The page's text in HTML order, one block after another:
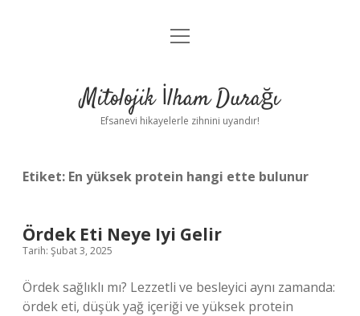
Anasayfa
Yasal Uyarı
menüyü
Mitolojik İlham Durağı
Efsanevi hikayelerle zihnini uyandır!
Etiket: En yüksek protein hangi ette bulunur
Ördek Eti Neye Iyi Gelir
Tarih: Şubat 3, 2025
Ördek sağlıklı mı? Lezzetli ve besleyici aynı zamanda:
ördek eti, düşük yağ içeriği ve yüksek protein